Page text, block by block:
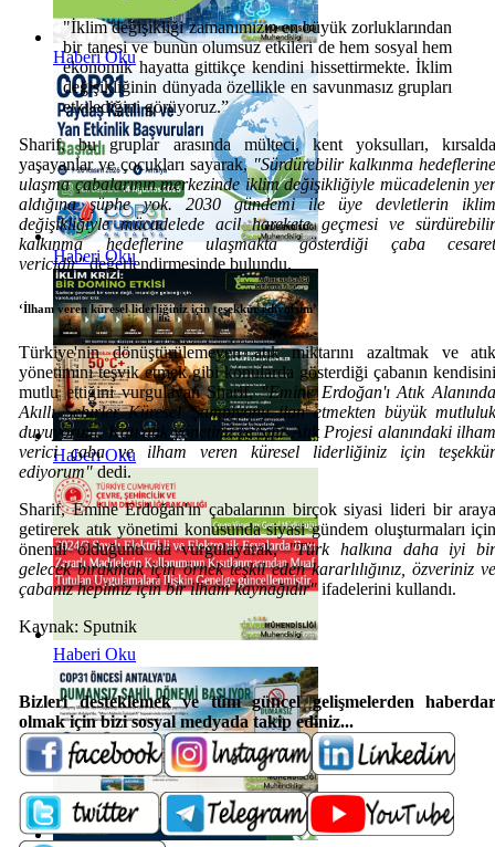
Haberi Oku
Haberi Oku
Haberi Oku
Haberi Oku
"İklim değişikliği zamanımızın en büyük zorluklarından
bir tanesi ve bunun olumsuz etkileri de hem sosyal hem
ekonomik hayatta gittikçe kendini hissettirmekte. İklim
değişikliğinin dünyada özellikle en savunmasız grupları
etkilediğini görüyoruz.”
Sharif, bu gruplar arasında mülteci, kent yoksulları,
yaşayanlar ve çocukları sayarak,"Sürdürebilir kalkınma
ulaşma çabalarının merkezinde iklim değişikliğiyle mücadelenin
aldığına şüphe yok. 2030 gündemi ile üye devletlerin
değişikliğiyle mücadelede acil harekete geçmesi ve
kalkınma hedeflerine ulaşmakta gösterdiği çaba
vericidir"değerlendirmesinde bulundu.
‘İlham veren küresel liderliğiniz için teşekkür ediyorum’
Türkiye'nin dönüştürülemeyen atık miktarını azaltmak ve
yönetimini teşvik etmek gibi konularda gösterdiği çabanın
mutlu ettiğini vurgulayan Sharif,"Emine Erdoğan'ı Atık
Akıllı Şehirler Küresel Şampiyonu ilan etmekten büyük
duyuyorum. Katı atık yönetimi ve Sıfır Atık Projesi alanındaki
verici çaba ve ilham veren küresel liderliğiniz için
ediyorum"dedi.
Sharif, Emine Erdoğan'ın çabalarının birçok siyasi lideri bir
getirerek atık yönetimi konusunda siyasi gündem oluşturmaları
önemli olduğunu da vurgulayarak,"Türk halkına daha iyi
gelecek bırakmak için örnek teşkil eden kararlılığınız, özveriniz
çabanız hepimiz için bir ilham kaynağıdır"ifadelerini kullandı.
Kaynak: Sputnik
Bizleri desteklemek ve tüm güncel gelişmelerden
olmak için bizi sosyal medyada takip ediniz...